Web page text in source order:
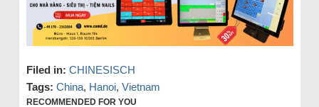
Filed in: CHINESISCH
Tags: China, Hanoi, Vietnam
RECOMMENDED FOR YOU